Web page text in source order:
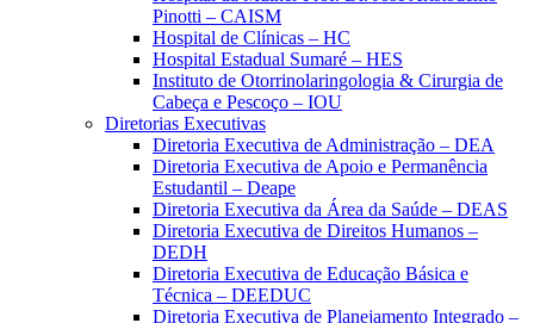
Pinotti – CAISM
Hospital de Clínicas – HC
Hospital Estadual Sumaré – HES
Instituto de Otorrinolaringologia & Cirurgia de
Cabeça e Pescoço – IOU
Diretorias Executivas
Diretoria Executiva de Administração – DEA
Diretoria Executiva de Apoio e Permanência
Estudantil – Deape
Diretoria Executiva da Área da Saúde – DEAS
Diretoria Executiva de Direitos Humanos –
DEDH
Diretoria Executiva de Educação Básica e
Técnica – DEEDUC
Diretoria Executiva de Planejamento Integrado –